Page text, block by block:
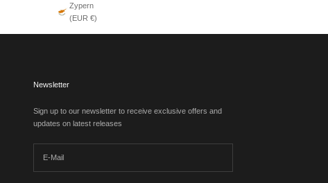
Zypern
(EUR €)
Newsletter
Sign up to our newsletter to receive exclusive offers and
updates on latest releases